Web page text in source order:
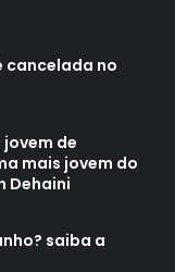
como limpar
especificado.
a
para ficar por
cancelada no
de
mais jovem do
Dehaini
saiba a